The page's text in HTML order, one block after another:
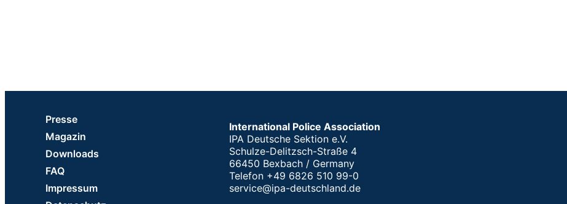
Presse
Magazin
Downloads
FAQ
Impressum
International Police Association
IPA Deutsche Sektion e.V.
Schulze-Delitzsch-Straße 4
66450 Bexbach / Germany
Telefon +49 6826 510 99-0
service@ipa-deutschland.de